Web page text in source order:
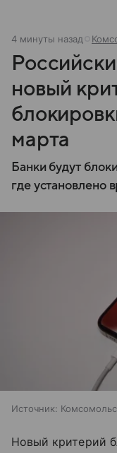
4 минуты назад
новый
марта
Банки будут
где установлено
Источник:
Новый критерий